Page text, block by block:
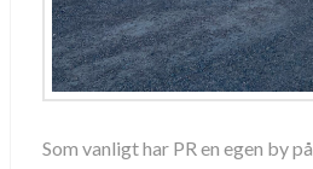
Som vanligt har PR en egen by på